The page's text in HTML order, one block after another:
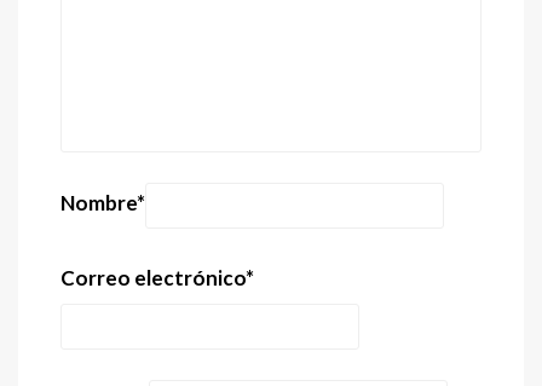
Nombre*
Correo electrónico*